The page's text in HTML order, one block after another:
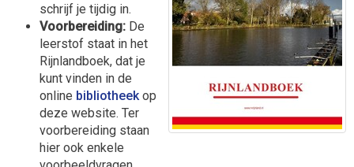
schrijf je tijdig in.
Voorbereiding: De
leerstof staat in het
Rijnlandboek, dat je
kunt vinden in de
online bibliotheekop
deze website. Ter
voorbereiding staan
hier ook enkele